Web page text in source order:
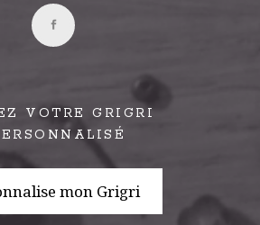
VOTRE GRIGRI
mon Grigri